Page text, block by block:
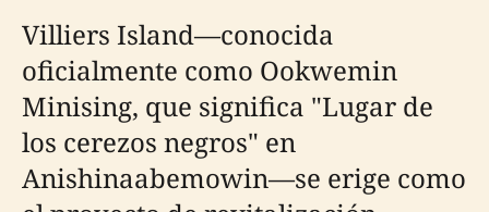
Villiers Island—conocida
oficialmente como Ookwemin
Minising, que significa "Lugar de
los cerezos negros" en
Anishinaabemowin—se erige como